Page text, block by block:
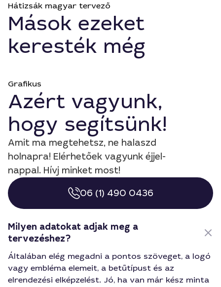
Hátizsák magyar tervező
Mások ezeket
keresték még
Grafikus
Azért vagyunk,
hogy segítsünk!
Amit ma megtehetsz, ne halaszd
holnapra! Elérhetőek vagyunk éjjel-
nappal. Hívj minket most!
06 (1) 490 0436
Milyen adatokat adjak meg a
tervezéshez?
Általában elég megadni a pontos szöveget, a logó
vagy embléma elemeit, a betűtípust és az
elrendezési elképzelést. Jó, ha van már kész minta